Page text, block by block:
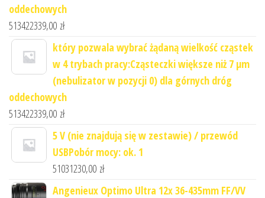
oddechowych
513422339,00 zł
który pozwala wybrać żądaną wielkość cząstek
w 4 trybach pracy:Cząsteczki większe niż 7 μm
(nebulizator w pozycji 0) dla górnych dróg
oddechowych
513422339,00 zł
5 V (nie znajdują się w zestawie) / przewód
USBPobór mocy: ok. 1
51031230,00 zł
Angenieux Optimo Ultra 12x 36-435mm FF/VV